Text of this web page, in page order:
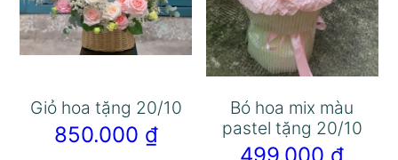
Giỏ hoa tặng 20/10
850.000 ₫
Bó hoa mix màu
pastel tặng 20/10